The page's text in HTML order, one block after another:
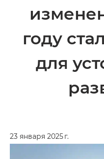
году
для
23 января 2025 г.